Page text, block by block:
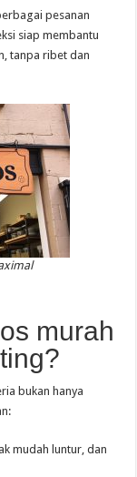
pesanan
siap membantu
tanpa ribet dan
murah
bukan hanya
mudah luntur, dan